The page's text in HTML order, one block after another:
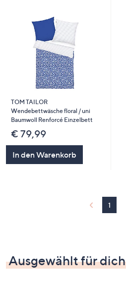
TOM TAILOR
Wendebettwäsche floral / uni
Baumwoll Renforcé Einzelbett
€ 79,99
In den Warenkorb
1
Ausgewählt für dich